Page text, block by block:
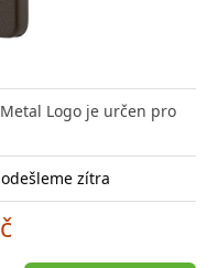
Logo je určen pro
zítra